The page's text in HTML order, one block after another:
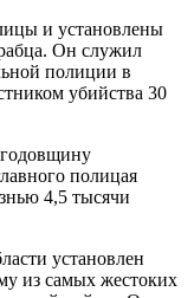
и установлены
Он служил
полиции в
убийства 30
полицая
4,5 тысячи
установлен
из самых жестоких